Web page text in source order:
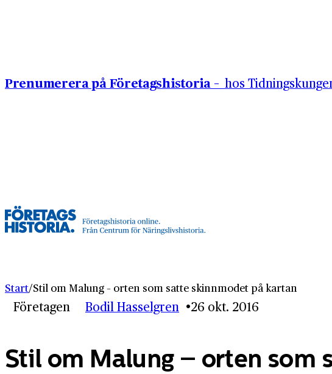
Prenumerera på Företagshistoria – hos
Start/Stil om Malung – orten som satte skinnmodet på kartan
Företagen Bodil Hasselgren 26 okt. 2016
Stil om Malung – orten som